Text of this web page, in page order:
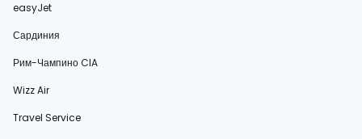
easyJet
Сардиния
Рим-Чампино CIA
Wizz Air
Travel Service